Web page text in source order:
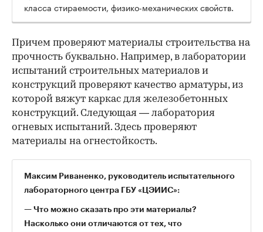
класса стираемости, физико-механических свойств.
Причем проверяют материалы строительства на
прочность буквально. Например, в лаборатории
испытаний строительных материалов и
конструкций проверяют качество арматуры, из
которой вяжут каркас для железобетонных
конструкций. Следующая — лаборатория
огневых испытаний. Здесь проверяют
материалы на огнестойкость.
Максим Риваненко, руководитель испытательного
лабораторного центра ГБУ «ЦЭИИС»:
— Что можно сказать про эти материалы?
Насколько они отличаются от тех, что